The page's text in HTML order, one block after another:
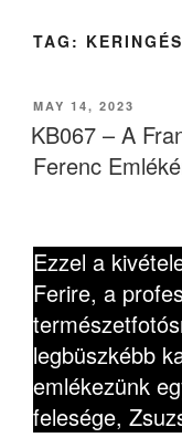
TAG: KERINGÉS
POSTED
ON
MAY 14, 2023
KB067 – A
Ferenc
Ezzel a
Ferire, a
legbüszkébb
emlékezünk
felesége,